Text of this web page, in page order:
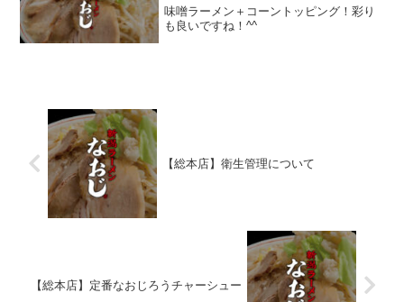
味噌ラーメン＋コーントッピング！彩り
も良いですね！^^
【総本店】衛生管理について
【総本店】定番なおじろうチャーシュー